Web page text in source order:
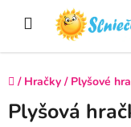
Domov
/ Hračky / Plyšové
Plyšová